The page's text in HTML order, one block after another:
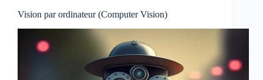
Vision par ordinateur (Computer Vision)